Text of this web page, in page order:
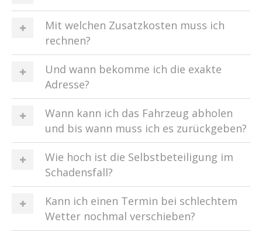
Mit welchen Zusatzkosten muss ich
rechnen?
Und wann bekomme ich die exakte
Adresse?
Wann kann ich das Fahrzeug abholen
und bis wann muss ich es zurückgeben?
Wie hoch ist die Selbstbeteiligung im
Schadensfall?
Kann ich einen Termin bei schlechtem
Wetter nochmal verschieben?